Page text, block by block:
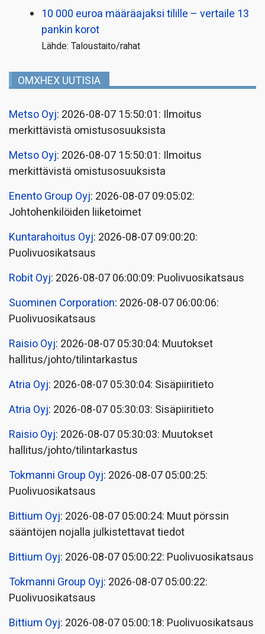
10 000 euroa määräajaksi tilille – vertaile 13
pankin korot
Lähde: Taloustaito/rahat
OMXHEX UUTISIA
Metso Oyj: 2026-08-07 15:50:01: Ilmoitus
merkittävistä omistusosuuksista
Metso Oyj: 2026-08-07 15:50:01: Ilmoitus
merkittävistä omistusosuuksista
Enento Group Oyj: 2026-08-07 09:05:02:
Johtohenkilöiden liiketoimet
Kuntarahoitus Oyj: 2026-08-07 09:00:20:
Puolivuosikatsaus
Robit Oyj: 2026-08-07 06:00:09: Puolivuosikatsaus
Suominen Corporation: 2026-08-07 06:00:06:
Puolivuosikatsaus
Raisio Oyj: 2026-08-07 05:30:04: Muutokset
hallitus/johto/tilintarkastus
Atria Oyj: 2026-08-07 05:30:04: Sisäpiiritieto
Atria Oyj: 2026-08-07 05:30:03: Sisäpiiritieto
Raisio Oyj: 2026-08-07 05:30:03: Muutokset
hallitus/johto/tilintarkastus
Tokmanni Group Oyj: 2026-08-07 05:00:25:
Puolivuosikatsaus
Bittium Oyj: 2026-08-07 05:00:24: Muut pörssin
sääntöjen nojalla julkistettavat tiedot
Bittium Oyj: 2026-08-07 05:00:22: Puolivuosikatsaus
Tokmanni Group Oyj: 2026-08-07 05:00:22:
Puolivuosikatsaus
Bittium Oyj: 2026-08-07 05:00:18: Puolivuosikatsaus